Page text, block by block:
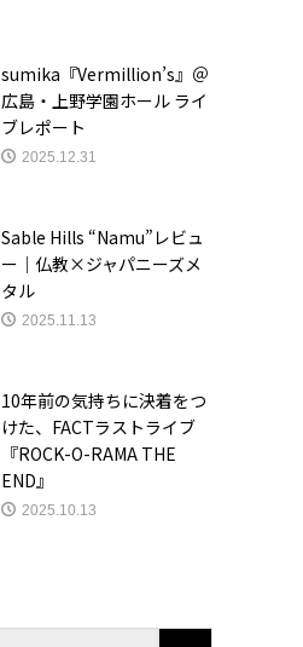
sumika『Vermillion’s』＠
広島・上野学園ホール ライ
ブレポート
2025.12.31
Sable Hills “Namu”レビュ
ー｜仏教×ジャパニーズメ
タル
2025.11.13
10年前の気持ちに決着をつ
けた、FACTラストライブ
『ROCK-O-RAMA THE
END』
2025.10.13